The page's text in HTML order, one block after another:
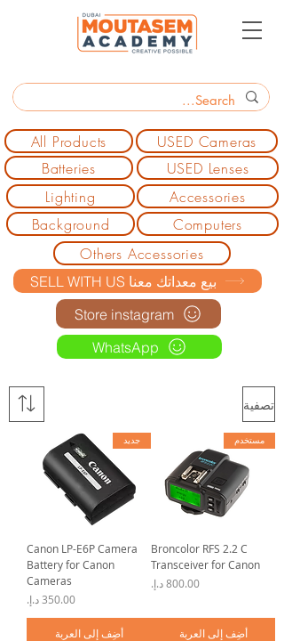
All Products
Batteries
USED Cameras
USED Lenses
Lighting
Accessories
Background
Computers
Others Accessories
SELL WITH US بيع معداتك معنا
Store instagram
WhatsApp
تصفية
مستخدم
Broncolor RFS 2.2 C
Transceiver for Canon
السعر
أضِف إلى العربة
جديد
Canon LP-E6P Camera
Battery for Canon
Cameras
السعر
أضِف إلى العربة